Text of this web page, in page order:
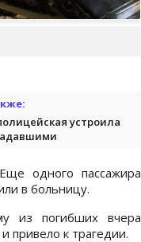
устроила
одного пассажира
в больницу.
из погибших вчера
привело к трагедии.